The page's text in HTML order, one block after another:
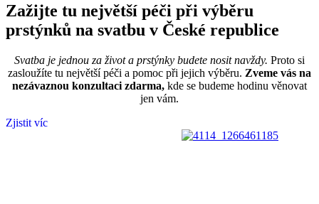
Zažijte tu největší péči při výběru
prstýnků na svatbu v České republice
Svatba je jednou za život a prstýnky budete nosit navždy. Proto si
zasloužíte tu největší péči a pomoc při jejich výběru. Zveme vás na
nezávaznou konzultaci zdarma, kde se budeme hodinu věnovat
jen vám.
Zjistit víc